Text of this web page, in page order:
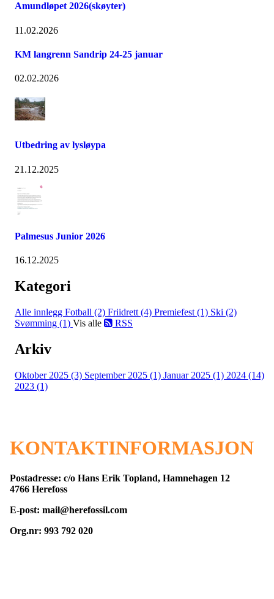
Amundløpet 2026(skøyter)
11.02.2026
KM langrenn Sandrip 24-25 januar
02.02.2026
Utbedring av lysløypa
21.12.2025
Palmesus Junior 2026
16.12.2025
Kategori
Alle innlegg Fotball (2) Friidrett (4) Premiefest (1) Ski (2)
Svømming (1) Vis alle RSS
Arkiv
Oktober 2025 (3) September 2025 (1) Januar 2025 (1) 2024 (14)
2023 (1)
KONTAKTINFORMASJON
Postadresse: c/o Hans Erik Topland, Hamnehagen 12
4766 Herefoss
E-post: mail@herefossil.com
Org.nr: 993 792 020